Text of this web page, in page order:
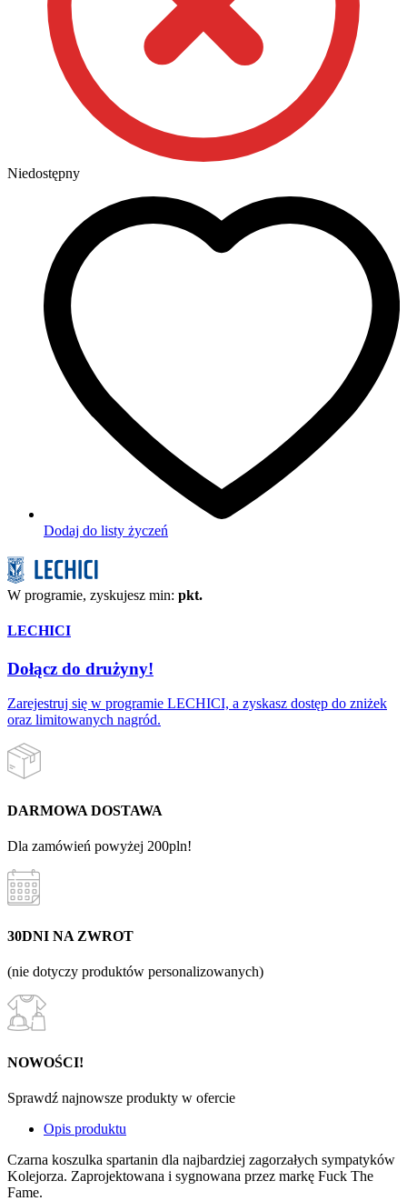
Niedostępny
Dodaj do listy życzeń
W programie, zyskujesz min: pkt.
LECHICI
Dołącz do drużyny!
Zarejestruj się w programie LECHICI, a zyskasz dostęp do zniżek
oraz limitowanych nagród.
DARMOWA DOSTAWA
Dla zamówień powyżej 200pln!
30DNI NA ZWROT
(nie dotyczy produktów personalizowanych)
NOWOŚCI!
Sprawdź najnowsze produkty w ofercie
Opis produktu
Czarna koszulka spartanin dla najbardziej zagorzałych sympatyków
Kolejorza. Zaprojektowana i sygnowana przez markę Fuck The
Fame.